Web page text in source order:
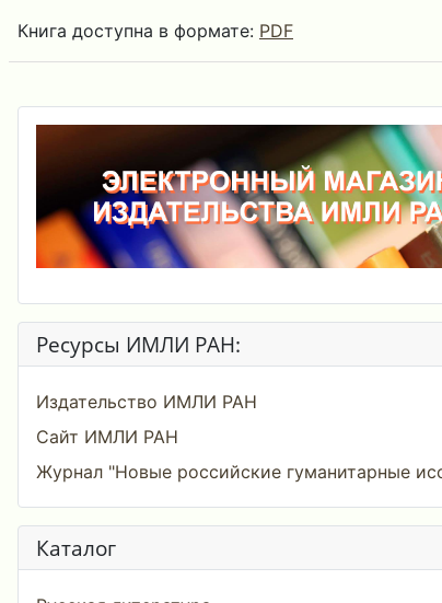
Книга доступна в формате: PDF
Ресурсы ИМЛИ РАН:
Издательство ИМЛИ РАН
Сайт ИМЛИ РАН
Журнал "Новые российские гуманитарные
Каталог